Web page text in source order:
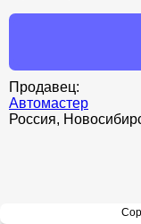
Продавец:
Автомастер
Россия,